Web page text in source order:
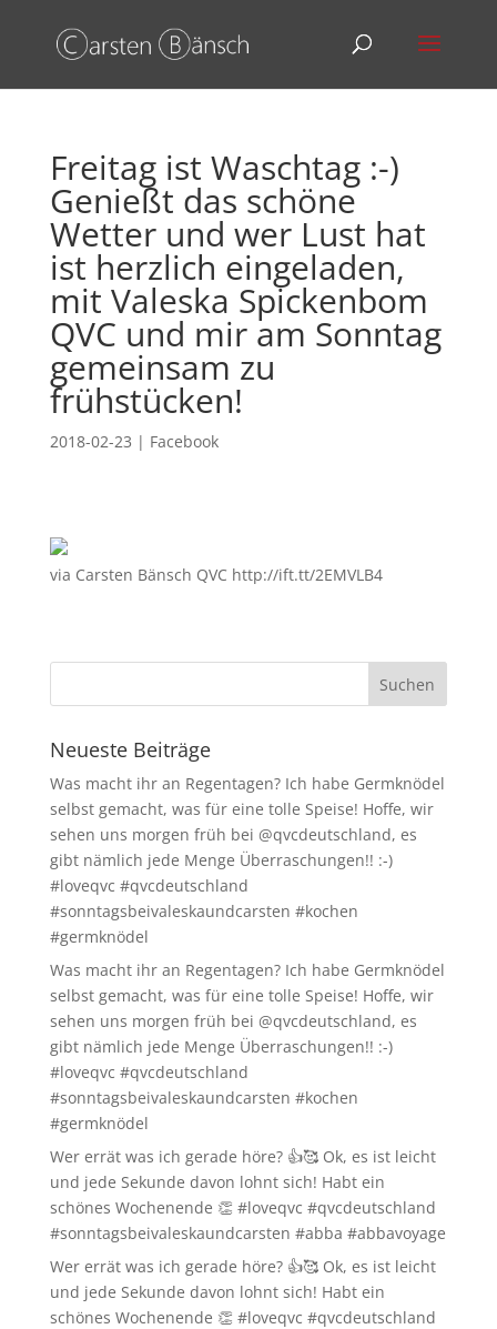
Freitag ist Waschtag :-)
Genießt das schöne
Wetter und wer Lust hat
ist herzlich eingeladen,
mit Valeska Spickenbom
QVC und mir am Sonntag
gemeinsam zu
frühstücken!
2018-02-23 | Facebook
via Carsten Bänsch QVC http://ift.tt/2EMVLB4
Neueste Beiträge
Was macht ihr an Regentagen? Ich habe Germknödel
selbst gemacht, was für eine tolle Speise! Hoffe, wir
sehen uns morgen früh bei @qvcdeutschland, es
gibt nämlich jede Menge Überraschungen!! :-)
#loveqvc #qvcdeutschland
#sonntagsbeivaleskaundcarsten #kochen
#germknödel
Was macht ihr an Regentagen? Ich habe Germknödel
selbst gemacht, was für eine tolle Speise! Hoffe, wir
sehen uns morgen früh bei @qvcdeutschland, es
gibt nämlich jede Menge Überraschungen!! :-)
#loveqvc #qvcdeutschland
#sonntagsbeivaleskaundcarsten #kochen
#germknödel
Wer errät was ich gerade höre? 👍🥰 Ok, es ist leicht
und jede Sekunde davon lohnt sich! Habt ein
schönes Wochenende 👏 #loveqvc #qvcdeutschland
#sonntagsbeivaleskaundcarsten #abba #abbavoyage
Wer errät was ich gerade höre? 👍🥰 Ok, es ist leicht
und jede Sekunde davon lohnt sich! Habt ein
schönes Wochenende 👏 #loveqvc #qvcdeutschland